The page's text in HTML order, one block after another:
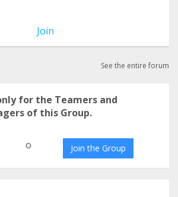
Join
See the entire forum
for the Teamers and
of this Group.
o Join the Group